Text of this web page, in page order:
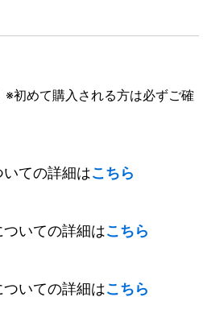
※初めて購入される方は必ずご確
ての詳細はこちら
いての詳細はこちら
いての詳細はこちら